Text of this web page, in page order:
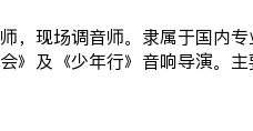
，现场调音师。隶属于国内
会》及《少年行》音响导演。